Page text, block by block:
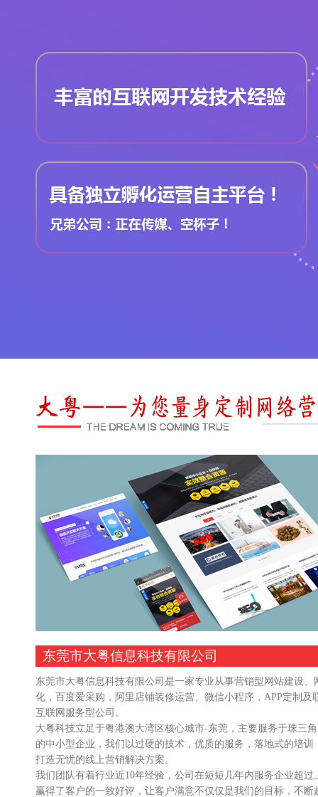
东莞市大粤信息科技有限公司
东莞市大粤信息科技有限公司是一家专业从事营销型网站建设、
化，百度爱采购，阿里店铺装修运营、微信小程序，APP定制及
互联网服务型公司。
大粤科技立足于粤港澳大湾区核心城市-东莞，主要服务于珠三
的中小型企业，我们以过硬的技术，优质的服务，落地式的培训
打造无忧的线上营销解决方案。
我们团队有着行业近10年经验，公司在短短几年内服务企业超过
赢得了客户的一致好评，让客户满意不仅仅是我们的目标，不断